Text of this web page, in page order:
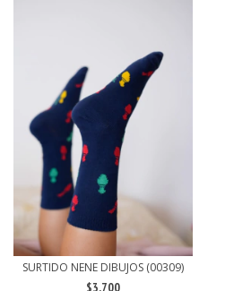
SURTIDO NENE DIBUJOS (00309)
$3.700